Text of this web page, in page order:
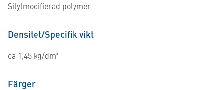
Silylmodifierad polymer
Densitet/Specifik vikt
ca 1,45 kg/dm³
Färger